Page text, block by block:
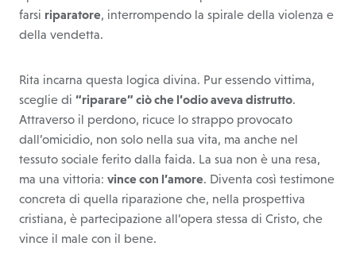
farsi riparatore, interrompendo la spirale della violenza e
della vendetta.
Rita incarna questa logica divina. Pur essendo vittima,
sceglie di “riparare” ciò che l’odio aveva distrutto.
Attraverso il perdono, ricuce lo strappo provocato
dall’omicidio, non solo nella sua vita, ma anche nel
tessuto sociale ferito dalla faida. La sua non è una resa,
ma una vittoria: vince con l’amore. Diventa così testimone
concreta di quella riparazione che, nella prospettiva
cristiana, è partecipazione all’opera stessa di Cristo, che
vince il male con il bene.